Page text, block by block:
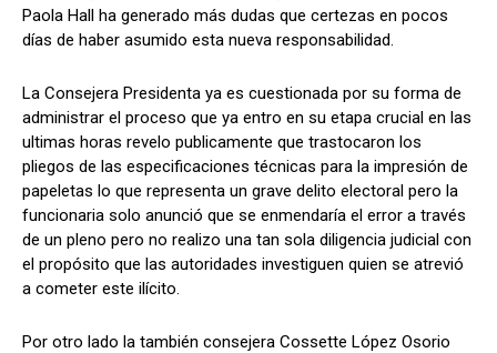
Comparta
Facebook X WhatsApp
Síganos
Comparta
Facebook X WhatsApp
Síganos
Paola Hall ha generado más dudas que certezas en pocos
días de haber asumido esta nueva responsabilidad.
La Consejera Presidenta ya es cuestionada por su forma de
administrar el proceso que ya entro en su etapa crucial en las
ultimas horas revelo publicamente que trastocaron los
pliegos de las especificaciones técnicas para la impresión de
papeletas lo que representa un grave delito electoral pero la
funcionaria solo anunció que se enmendaría el error a través
de un pleno pero no realizo una tan sola diligencia judicial con
el propósito que las autoridades investiguen quien se atrevió
a cometer este ilícito.
Por otro lado la también consejera Cossette López Osorio